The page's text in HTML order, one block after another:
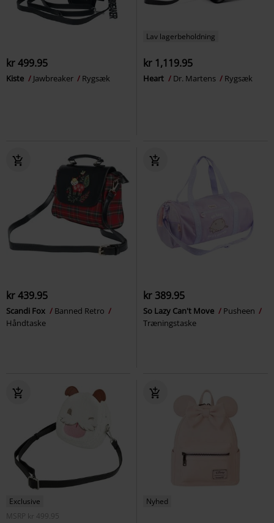
kr 499.95
Kiste Jawbreaker Rygsæk
Lav lagerbeholdning
kr 1,119.95
Heart Dr. Martens Rygsæk
kr 439.95
Scandi Fox
Banned Retro
Håndtaske
kr 389.95
So Lazy Can't Move
Pusheen
Træningstaske
Exclusive
MSRP
kr 499.95
Nyhed